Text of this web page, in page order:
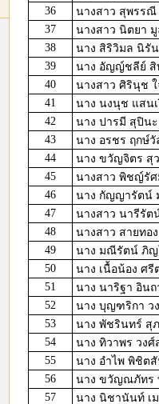
36
นางสาว สุพรรณี
37
นางสาว นิตยา
38
นาง สิริวิมล นิรั
39
นาง อัญญ์ชลีย์ สิ
40
นางสาว ศิรินุช
41
นาง นงนุช แสน
42
นาง ปารมี สุปินะ
43
นาง อรชร ฤกษ์วั
44
นาง ขวัญจิตร สุ
45
นางสาว พิชญ์รั
46
นาง กัญญารัตน์
47
นางสาว นารีรัต
48
นางสาว สายทอ
49
นาง มณีรัตน์ ภิ
50
นาง เนื้อน้อง ศรี
51
นาง นาริฐา อิน
52
นาง บุญฑริกา ว
53
นาง พัชรินทร์ สุ
54
นาง ทิวาพร วง
55
นาง อำไพ พิชิต
56
นาง ขวัญณภัทร
57
นาง นิชานันท์ เ